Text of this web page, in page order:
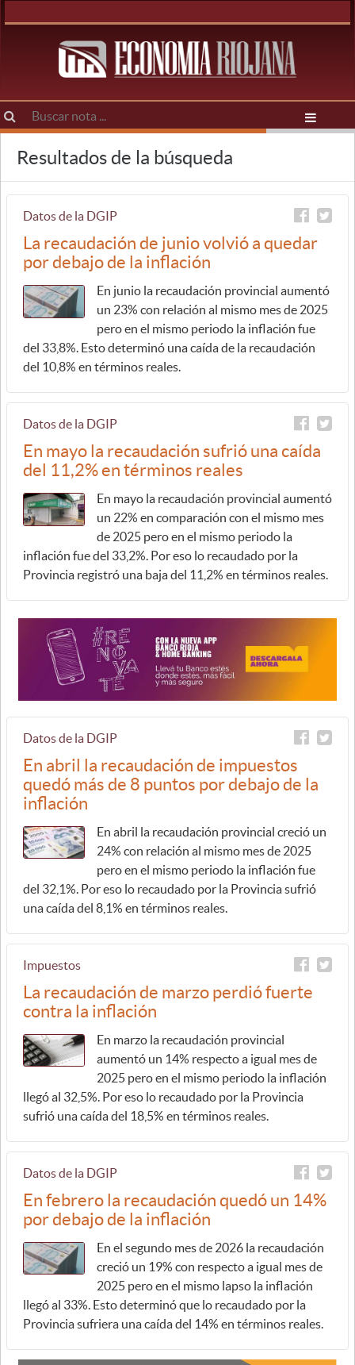
Resultados de la búsqueda
Datos de la DGIP
La recaudación de junio volvió a quedar
por debajo de la inflación
En junio la recaudación provincial aumentó
un 23% con relación al mismo mes de 2025
pero en el mismo periodo la inflación fue
del 33,8%. Esto determinó una caída de la recaudación
del 10,8% en términos reales.
Datos de la DGIP
En mayo la recaudación sufrió una caída
del 11,2% en términos reales
En mayo la recaudación provincial aumentó
un 22% en comparación con el mismo mes
de 2025 pero en el mismo periodo la
inflación fue del 33,2%. Por eso lo recaudado por la
Provincia registró una baja del 11,2% en términos reales.
Datos de la DGIP
En abril la recaudación de impuestos
quedó más de 8 puntos por debajo de la
inflación
En abril la recaudación provincial creció un
24% con relación al mismo mes de 2025
pero en el mismo periodo la inflación fue
del 32,1%. Por eso lo recaudado por la Provincia sufrió
una caída del 8,1% en términos reales.
Impuestos
La recaudación de marzo perdió fuerte
contra la inflación
En marzo la recaudación provincial
aumentó un 14% respecto a igual mes de
2025 pero en el mismo periodo la inflación
llegó al 32,5%. Por eso lo recaudado por la Provincia
sufrió una caída del 18,5% en términos reales.
Datos de la DGIP
En febrero la recaudación quedó un 14%
por debajo de la inflación
En el segundo mes de 2026 la recaudación
creció un 19% con respecto a igual mes de
2025 pero en el mismo lapso la inflación
llegó al 33%. Esto determinó que lo recaudado por la
Provincia sufriera una caída del 14% en términos reales.